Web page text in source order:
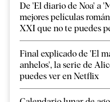
De 'El diario de Noa' a
mejores películas
XXI que no te puedes
Final explicado de 'El
anhelos', la serie de
puedes ver en Netflix